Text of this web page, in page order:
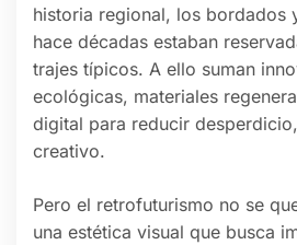
historia regional, los bordados
hace décadas estaban
trajes típicos. A ello suman
ecológicas, materiales
digital para reducir
creativo.
Pero el retrofuturismo no se
una estética visual que busca